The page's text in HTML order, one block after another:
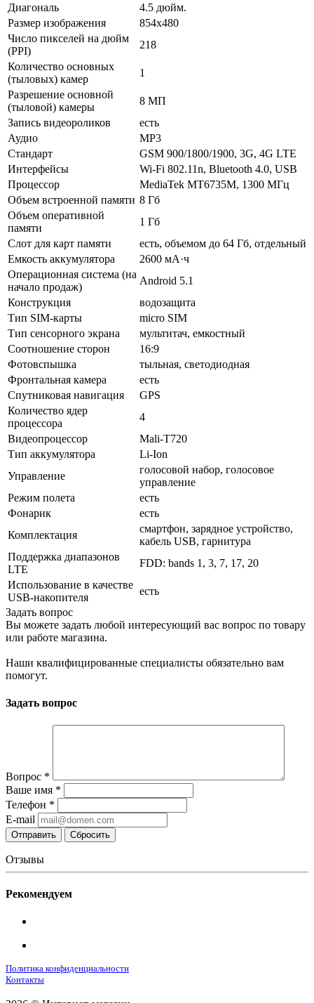
Диагональ
4.5 дюйм.
Размер изображения
854x480
Число пикселей на дюйм
(PPI)
218
Количество основных
(тыловых) камер
1
Разрешение основной
(тыловой) камеры
8 МП
Запись видеороликов
есть
Аудио
MP3
Стандарт
GSM 900/1800/1900, 3G, 4G LTE
Интерфейсы
Wi-Fi 802.11n, Bluetooth 4.0, USB
Процессор
MediaTek MT6735M, 1300 МГц
Объем встроенной памяти 8 Гб
Объем оперативной
памяти
1 Гб
Слот для карт памяти
есть, объемом до 64 Гб, отдельный
Емкость аккумулятора
2600 мА·ч
Операционная система (на
начало продаж)
Android 5.1
Конструкция
водозащита
Тип SIM-карты
micro SIM
Тип сенсорного экрана
мультитач, емкостный
Соотношение сторон
16:9
Фотовспышка
тыльная, светодиодная
Фронтальная камера
есть
Спутниковая навигация
GPS
Количество ядер
процессора
4
Видеопроцессор
Mali-T720
Тип аккумулятора
Li-Ion
Управление
голосовой набор, голосовое
управление
Режим полета
есть
Фонарик
есть
Комплектация
смартфон, зарядное устройство,
кабель USB, гарнитура
Поддержка диапазонов
LTE
FDD: bands 1, 3, 7, 17, 20
Использование в качестве
USB-накопителя
есть
Задать вопрос
Вы можете задать любой интересующий вас вопрос по товару
или работе магазина.
Наши квалифицированные специалисты обязательно вам
помогут.
Задать вопрос
Вопрос *
Ваше имя *
Телефон *
E-mail
Сбросить
Отзывы
Рекомендуем
Политика конфиденциальности
Контакты